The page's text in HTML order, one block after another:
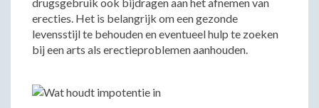
erecties. Het is belangrijk om een gezonde
levensstijl te behouden en eventueel hulp te zoeken
bij een arts als erectieproblemen aanhouden.